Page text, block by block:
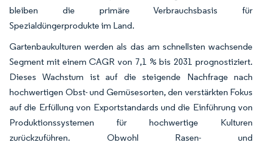
bleiben die primäre Verbrauchsbasis für
Spezialdüngerprodukte im Land.
Gartenbaukulturen werden als das am schnellsten wachsende
Segment mit einem CAGR von 7,1 % bis 2031 prognostiziert.
Dieses Wachstum ist auf die steigende Nachfrage nach
hochwertigen Obst- und Gemüsesorten, den verstärkten Fokus
auf die Erfüllung von Exportstandards und die Einführung von
Produktionssystemen für hochwertige Kulturen
zurückzuführen. Obwohl Rasen- und